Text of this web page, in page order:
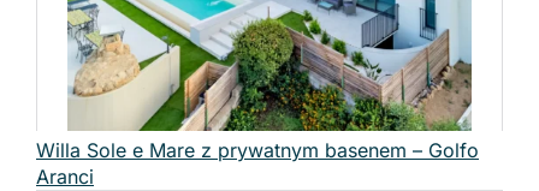
Willa Sole e Mare z prywatnym basenem – Golfo
Aranci